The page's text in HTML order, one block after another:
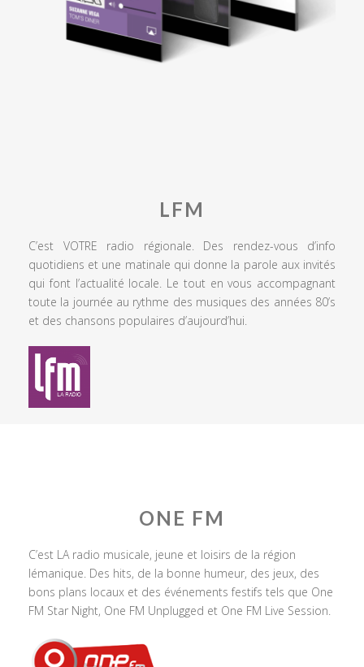
LFM
C’est VOTRE radio régionale. Des rendez-vous d’info
quotidiens et une matinale qui donne la parole aux invités
qui font l’actualité locale. Le tout en vous accompagnant
toute la journée au rythme des musiques des années 80’s
et des chansons populaires d’aujourd’hui.
ONE FM
C’est LA radio musicale, jeune et loisirs de la région
lémanique. Des hits, de la bonne humeur, des jeux, des
bons plans locaux et des événements festifs tels que One
FM Star Night, One FM Unplugged et One FM Live Session.